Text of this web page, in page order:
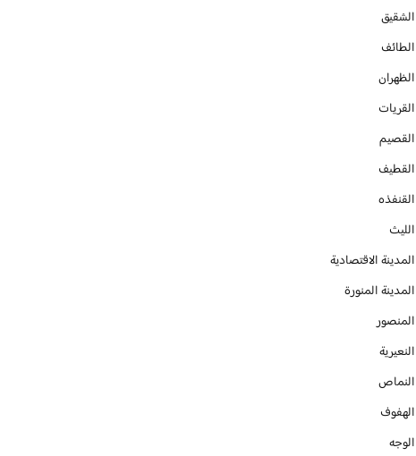
الشقيق
الطائف
الظهران
القريات
القصيم
القطيف
القنفذه
الليث
المدينة الاقتصادية
المدينة المنورة
المنصور
النعيرية
النماص
الهفوف
الوجه